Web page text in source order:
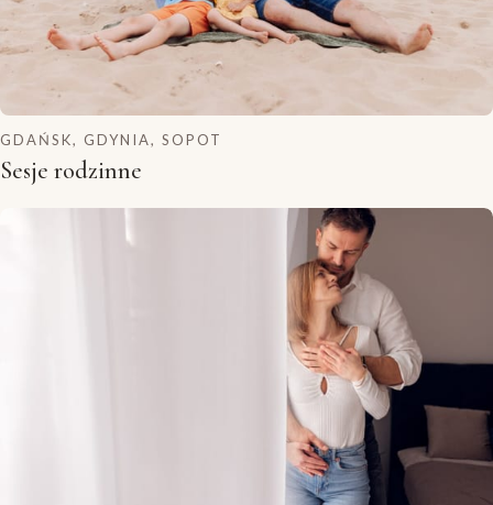
GDAŃSK, GDYNIA, SOPOT
Sesje rodzinne